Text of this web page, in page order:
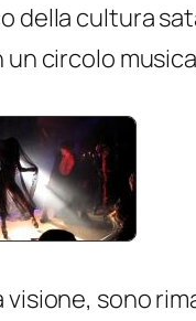
della cultura
un circolo
visione, sono